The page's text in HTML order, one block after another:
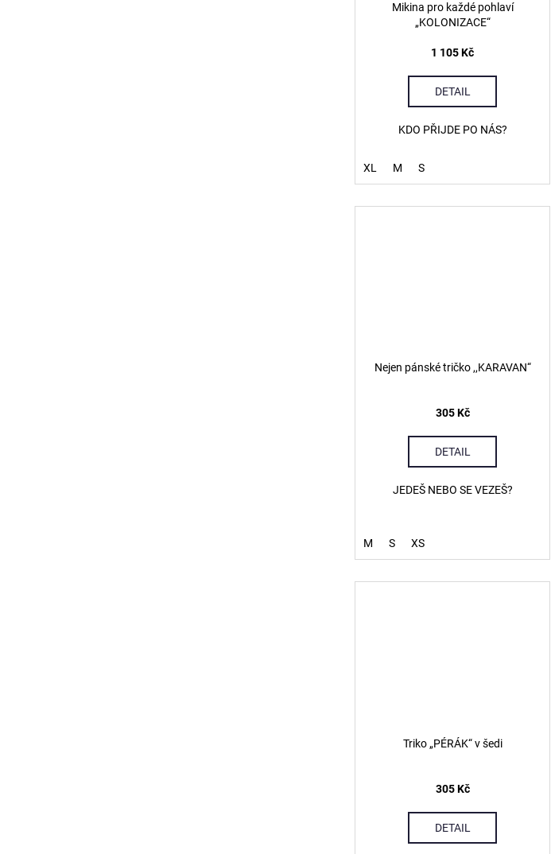
Mikina pro každé pohlaví
„KOLONIZACE“
1 105 Kč
DETAIL
KDO PŘIJDE PO NÁS?
XL M S
Nejen pánské tričko ,,KARAVAN“
305 Kč
DETAIL
JEDEŠ NEBO SE VEZEŠ?
M S XS
Triko „PÉRÁK“ v šedi
305 Kč
DETAIL